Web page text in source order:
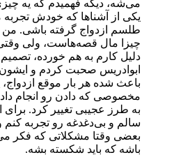
می‌شه، دیگه فهمیدم که یه
یکی از آشناها که خودش
طلسم ازدواج گرفته باشی.
چیزا مال قصه‌هاست، ولی وقتی
دلیل کارم به هم خورده،
ابوادریس صحبت کردم و
باعث شده هر بار موقع ازدواج،
مخصوصی که دادن رو انجام
به طرز عجیبی تغییر کرد. برای
سالم و بی‌دغدغه رو تجربه کنم
بعضی وقتا مشکلاتی که فکر
باشه که باید شکسته بشه.